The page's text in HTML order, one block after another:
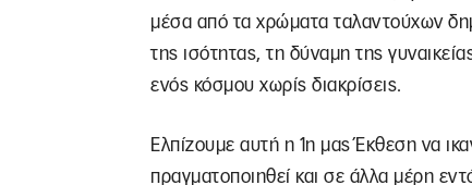
μέσα από τα χρώματα ταλαντούχων
της ισότητας, τη δύναμη της
ενός κόσμου χωρίς διακρίσεις.
Ελπίζουμε αυτή η 1η μας Έκθεση να
πραγματοποιηθεί και σε άλλα μέρη